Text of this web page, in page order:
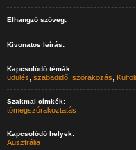
Elhangzó szöveg:
Kivonatos leírás:
Kapcsolódó témák:
üdülés szabadidő, szórakozás
Szakmai címkék:
tömegszórakoztatás
Kapcsolódó helyek:
Ausztrália